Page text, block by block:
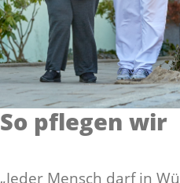
So pflegen wir
„Jeder Mensch darf in